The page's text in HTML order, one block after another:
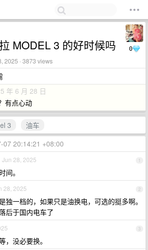
0
MODEL 3 的好时候吗
2025 · 3873 views
年 6 月 28 日
有点心动
3
油车
07 20:14:21 +08:00
1
Jun 28, 2025
间。
2
28, 2025
独一档的，如果只是油换电，可选的挺多啊。
后于国内电车了
3
，没必要换。